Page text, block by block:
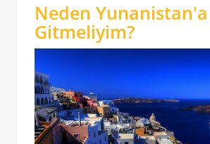
Neden Yunanistan'a
Gitmeliyim?